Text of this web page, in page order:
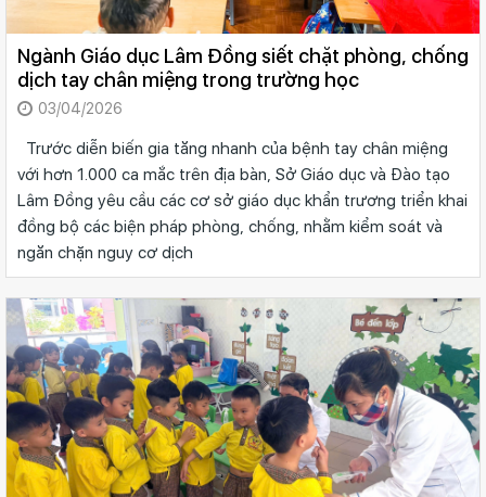
Ngành Giáo dục Lâm Đồng siết chặt phòng, chống
dịch tay chân miệng trong trường học
03/04/2026
Trước diễn biến gia tăng nhanh của bệnh tay chân miệng
với hơn 1.000 ca mắc trên địa bàn, Sở Giáo dục và Đào tạo
Lâm Đồng yêu cầu các cơ sở giáo dục khẩn trương triển khai
đồng bộ các biện pháp phòng, chống, nhằm kiểm soát và
ngăn chặn nguy cơ dịch